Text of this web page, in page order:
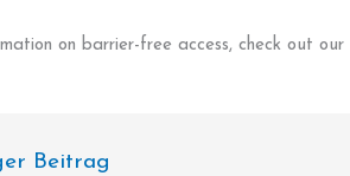
on barrier-free access, check out
Beitrag